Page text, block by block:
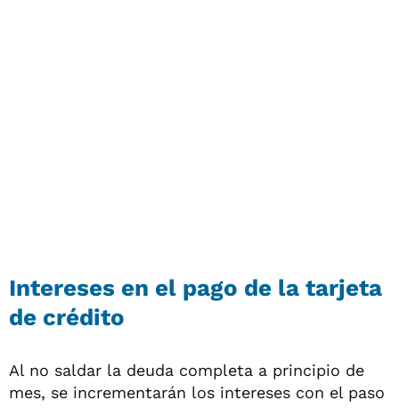
Intereses en el pago de la tarjeta
de crédito
Al no saldar la deuda completa a principio de
mes, se incrementarán los intereses con el paso